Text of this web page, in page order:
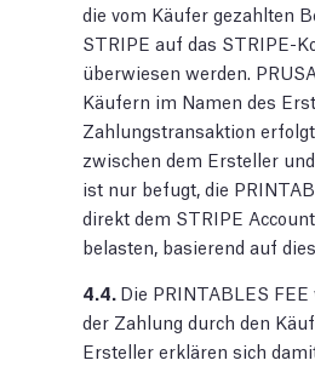
die vom Käufer gezahlten
STRIPE auf das STRIPE-
überwiesen werden.
Käufern im Namen des
Zahlungstransaktion
zwischen dem Ersteller
ist nur befugt, die
direkt dem STRIPE
belasten, basierend auf
4.4. Die PRINTABLES
der Zahlung durch den
Ersteller erklären sich